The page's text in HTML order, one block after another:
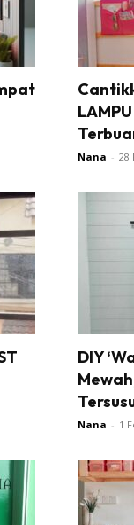
Ruang Makan
Ruang Tamu
Interior Design
Landskap
Bilik Air
Ruang Makan
Bilik Air
Bilik Tidur
Nana - 28
DIY
Nana - 1